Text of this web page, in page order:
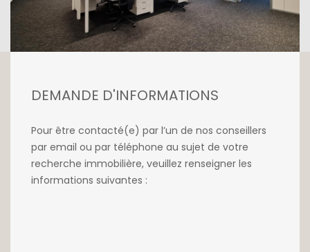
Possibilité de louer 3 parkings au prix de 250
euros chacune.
- Commission d'agence : 15% du premier loyer
annuel brut + TVA en vigueur
- Bail 3-6-9
DEMANDE D'INFORMATIONS
Pour être contacté(e) par l’un de nos conseillers
par email ou par téléphone au sujet de votre
recherche immobilière, veuillez renseigner les
informations suivantes :